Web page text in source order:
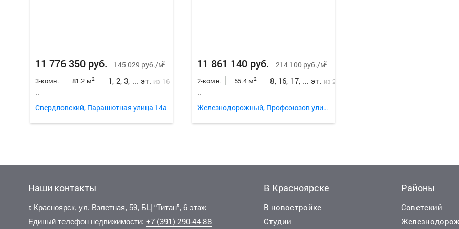
11 776 350 руб. 145 029 руб./м2
3-комн. 81.2 м2 1, 2, 3, ... эт. из 16
..
Свердловский, Парашютная улица 14а
11 861 140 руб. 214 100 руб./м2
2-комн. 55.4 м2 8, 16, 17, ... эт. из 24
..
Железнодорожный, Профсоюзов улица 5.1
Наши контакты
г. Красноярск, ул. Взлетная, 59, БЦ “Титан”, 6 этаж
Единый телефон недвижимости: +7 (391) 290-44-88
В Красноярске
В новостройке
Студии
Районы
Советский